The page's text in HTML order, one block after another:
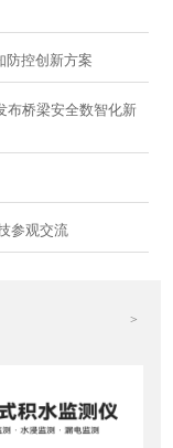
防控创新方案
布桥梁安全数智化新
参观交流
>